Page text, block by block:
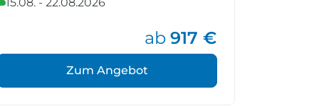
ab 917 €
Zum Angebot